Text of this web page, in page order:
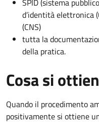
d’identità elettronica
(CNS)
tutta la
della pratica.
Cosa si
Quando il procedimento
positivamente si ottiene